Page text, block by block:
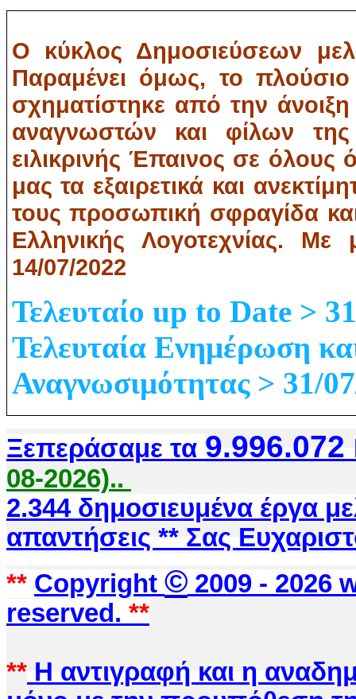
Ο κύκλος Δημοσιεύσεων
Παραμένει όμως, το
σχηματίστηκε από την
αναγνωστών και φίλων της
ειλικρινής Έπαινος σε όλους
μας τα εξαιρετικά και
τους προσωπική σφραγίδα και
Ελληνικής Λογοτεχνίας.
14/07/2022
Τελευταίο up to Date >
Τελευταία Ενημέρωση
Αναγνωσιμότητας > 31/
Ξεπεράσαμε τα 9.996.072
08-2026)..
2.344 δημοσιευμένα έργα
απαντήσεις ** Σας
** Copyright © 2009 - 2026
reserved. **
** Η αντιγραφή και η